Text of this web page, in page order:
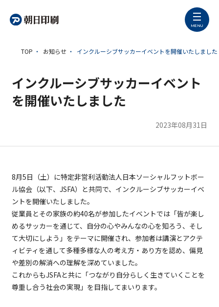
MENU
包装の価値創出
採用情報
お問い合わせ
会社情報
ご挨拶
経営理念
沿革
会社概要
役員一覧
拠点一覧
グループ企業
事業紹介
印刷包材事業
包装システム販売事業
人材派遣事業
海外事業
IR情報
IRニュース
長期ビジョン
TOP お知らせ インクルーシブサッカーイベントを開催いたしました
インクルーシブサッカーイベント
を開催いたしました
2023年08月31日
8月5日（土）に特定非営利活動法人日本ソーシャルフットボー
ル協会（以下、JSFA）と共同で、インクルーシブサッカーイベ
ントを開催いたしました。
従業員とその家族の約40名が参加したイベントでは「皆が楽し
めるサッカーを通じて、自分の心やみんなの心を知ろう、そし
て大切にしよう」をテーマに開催され、参加者は講演とアクテ
ィビティを通して多種多様な人の考え方・あり方を認め、偏見
や差別の解消への理解を深めていました。
これからもJSFAと共に「つながり自分らしく生きていくことを
尊重し合う社会の実現」を目指してまいります。